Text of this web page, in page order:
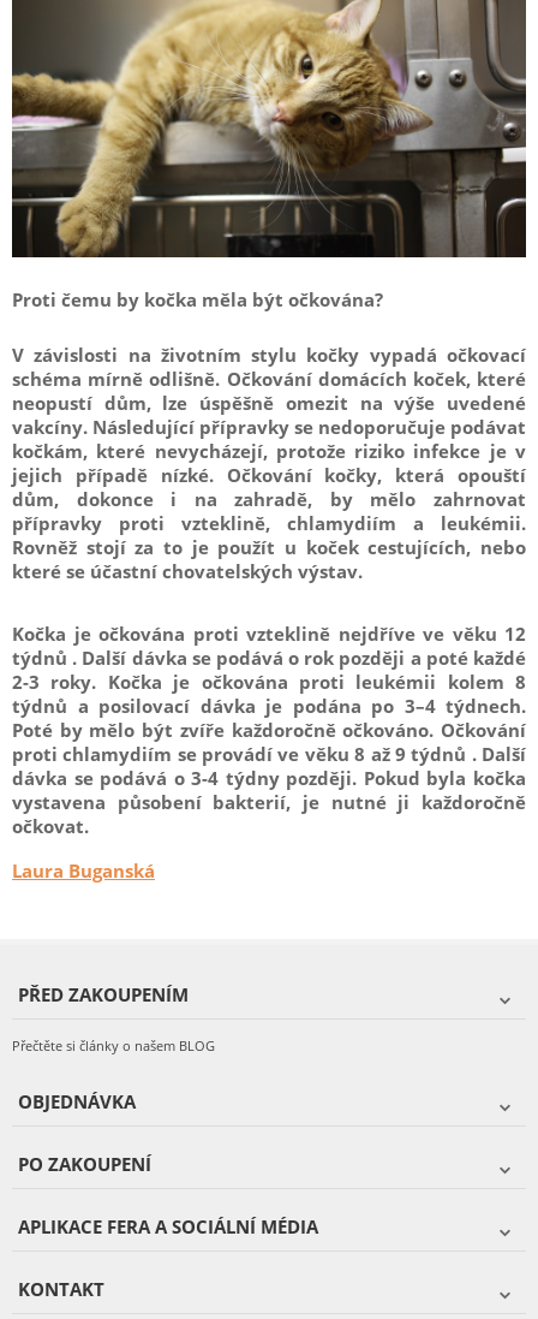
Proti čemu by kočka měla být očkována?
V závislosti na životním stylu kočky vypadá očkovací
schéma mírně odlišně. Očkování domácích koček, které
neopustí dům, lze úspěšně omezit na výše uvedené
vakcíny. Následující přípravky se nedoporučuje podávat
kočkám, které nevycházejí, protože riziko infekce je v
jejich případě nízké. Očkování kočky, která opouští
dům, dokonce i na zahradě, by mělo zahrnovat
přípravky proti vzteklině, chlamydiím a leukémii.
Rovněž stojí za to je použít u koček cestujících, nebo
které se účastní chovatelských výstav.
Kočka je očkována proti vzteklině nejdříve ve věku 12
týdnů . Další dávka se podává o rok později a poté každé
2-3 roky. Kočka je očkována proti leukémii kolem 8
týdnů a posilovací dávka je podána po 3–4 týdnech.
Poté by mělo být zvíře každoročně očkováno. Očkování
proti chlamydiím se provádí ve věku 8 až 9 týdnů . Další
dávka se podává o 3-4 týdny později. Pokud byla kočka
vystavena působení bakterií, je nutné ji každoročně
očkovat.
Laura Buganská
PŘED ZAKOUPENÍM
Přečtěte si články o našem BLOG
OBJEDNÁVKA
PO ZAKOUPENÍ
APLIKACE FERA A SOCIÁLNÍ MÉDIA
KONTAKT